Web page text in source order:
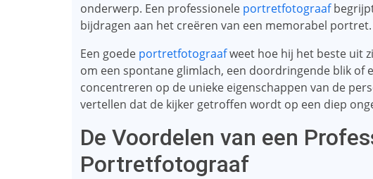
onderwerp. Een professionele portretfotograaf
bijdragen aan het creëren van een memorabel portret.
Een goede portretfotograafweet hoe hij het beste uit
om een ​​spontane glimlach, een doordringende blik of
concentreren op de unieke eigenschappen van de
vertellen dat de kijker getroffen wordt op een diep
De Voordelen van een
Portretfotograaf